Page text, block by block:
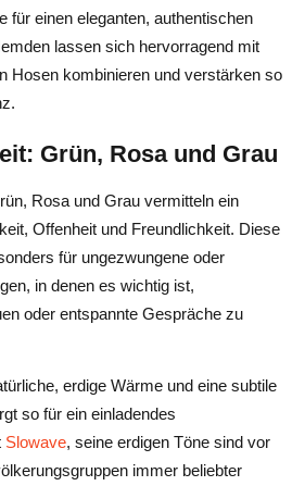
für einen eleganten, authentischen
lassen sich hervorragend mit
Hosen kombinieren und verstärken so
Grün, Rosa und Grau
Rosa und Grau vermitteln ein
Offenheit und Freundlichkeit. Diese
für ungezwungene oder
in denen es wichtig ist,
oder entspannte Gespräche zu
erdige Wärme und eine subtile
so für ein einladendes
Slowave, seine erdigen Töne sind vor
immer beliebter